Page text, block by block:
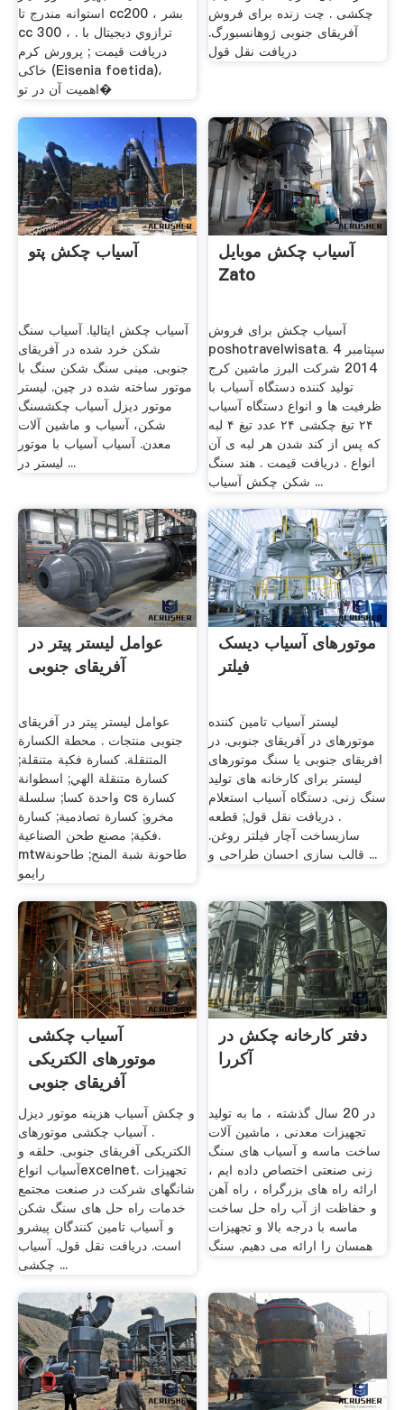
استوانه مندرج تا cc200 ، بشر
cc 300 ، ترازوي ديجيتال با .
دریافت قیمت ; پرورش کرم
خاکی (Eisenia foetida)،
اهمیت آن در تو�
چکشی . چت زنده برای فروش
آفریقای جنوبی ژوهانسبورگ.
دریافت نقل قول
آسیاب چکش پتو
آسیاب چکش ایتالیا. آسیاب سنگ
شکن خرد شده در آفریقای
جنوبی. مینی سنگ شکن سنگ با
موتور ساخته شده در چین. لیستر
موتور دیزل آسیاب چکشسنگ
شکن، آسیاب و ماشین آلات
معدن. آسیاب آسیاب با موتور
لیستر در ...
آسیاب چکش موبایل
Zato
آسیاب چکش برای فروش
poshotravelwisata. 4 سپتامبر
2014 شرکت البرز ماشین کرج
تولید کننده دستگاه آسیاب با
ظرفیت ها و انواع دستگاه آسیاب
۲۴ تیغ چکشی ۲۴ عدد تیغ ۴ لبه
که پس از کند شدن هر لبه ی آن
انواع . دریافت قیمت . هند سنگ
شکن چکش آسیاب ...
عوامل لیستر پیتر در
آفریقای جنوبی
عوامل لیستر پیتر در آفریقای
جنوبی منتجات . محطة الكسارة
المتنقلة. كسارة فكية متنقلة;
كسارة متنقلة الهي; اسطوانة
واحدة كسا; سلسلة cs كسارة
مخرو; كسارة تصادمية; كسارة
فكية; مصنع طحن الصناعية.
mtwطاحونة شبة المنح; طاحونة
رايمو
موتورهای آسیاب دیسک
فیلتر
لیستر آسیاب تامین کننده
موتورهای در آفریقای جنوبی. در
افریقای جنوبی یا سنگ موتورهای
لیستر برای کارخانه های تولید
سنگ زنی. دستگاه آسیاب استعلام
. دریافت نقل قول; قطعه
سازیساخت آچار فیلتر روغن.
قالب سازی احسان طراحی و ...
آسیاب چکشی
موتورهای الکتریکی
آفریقای جنوبی
و چکش آسیاب هزینه موتور دیزل
. آسیاب چکشی موتورهای
الکتریکی آفریقای جنوبی. حلقه و
آسیاب انواعexcelnet. تجهیزات
شانگهای شرکت در صنعت مجتمع
خدمات راه حل های سنگ شکن
و آسیاب تامین کنندگان پیشرو
است. دریافت نقل قول. آسیاب
چکشی ...
دفتر کارخانه چکش در
آکررا
در 20 سال گذشته ، ما به تولید
تجهیزات معدنی ، ماشین آلات
ساخت ماسه و آسیاب های سنگ
زنی صنعتی اختصاص داده ایم ،
ارائه راه های بزرگراه ، راه آهن
و حفاظت از آب راه حل ساخت
ماسه با درجه بالا و تجهیزات
همسان را ارائه می دهیم. سنگ